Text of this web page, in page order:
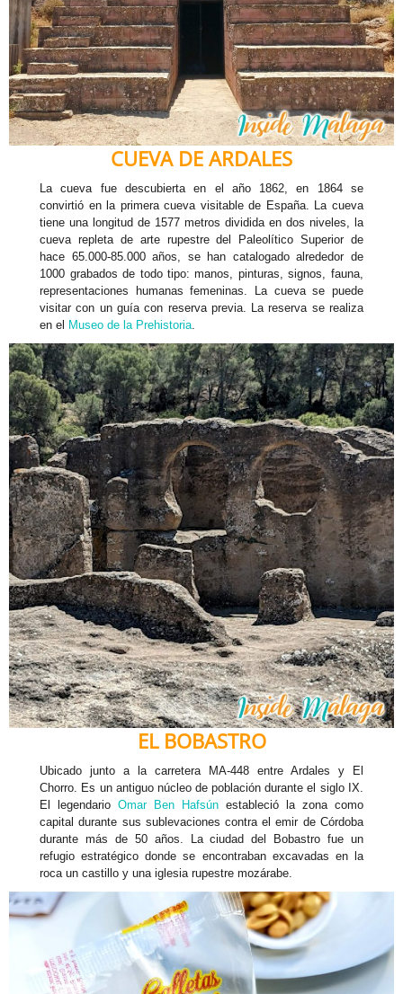
CUEVA DE ARDALES
La cueva fue descubierta en el año 1862, en 1864 se
convirtió en la primera cueva visitable de España. La cueva
tiene una longitud de 1577 metros dividida en dos niveles, la
cueva repleta de arte rupestre del Paleolítico Superior de
hace 65.000-85.000 años, se han catalogado alrededor de
1000 grabados de todo tipo: manos, pinturas, signos, fauna,
representaciones humanas femeninas. La cueva se puede
visitar con un guía con reserva previa. La reserva se realiza
en el Museo de la Prehistoria.
EL BOBASTRO
Ubicado junto a la carretera MA-448 entre Ardales y El
Chorro. Es un antiguo núcleo de población durante el siglo IX.
El legendarioOmar Ben Hafsún estableció la zona como
capital durante sus sublevaciones contra el emir de Córdoba
durante más de 50 años. La ciudad del Bobastro fue un
refugio estratégico donde se encontraban excavadas en la
roca un castillo y una iglesia rupestre mozárabe.